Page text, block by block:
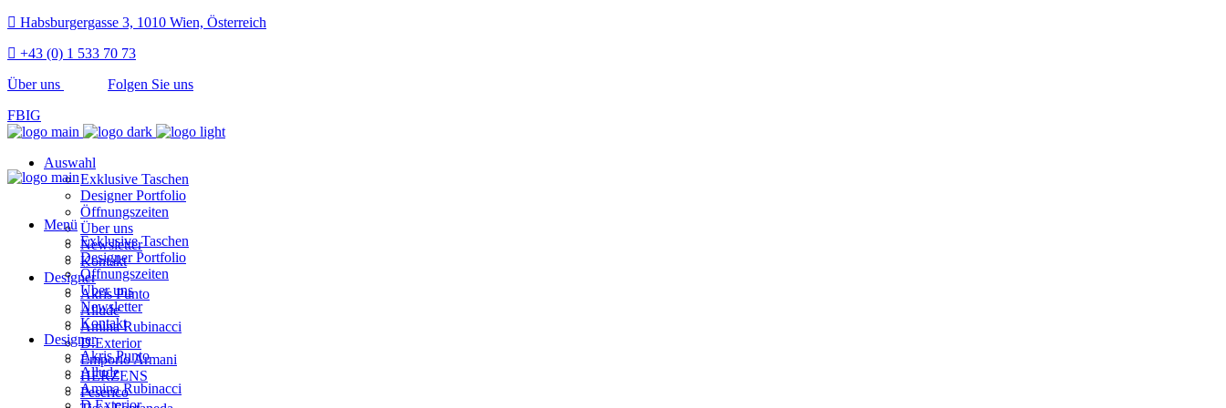
Habsburgergasse 3, 1010 Wien, Österreich
+43 (0) 1 533 70 73
Über uns
Folgen Sie uns
FBIG
Auswahl
Exklusive Taschen
Designer Portfolio
Öffnungszeiten
Über uns
Newsletter
Kontakt
Designer
Akris Punto
Allude
Amina Rubinacci
D.Exterior
Emporio Armani
HERZENS
Peserico
Menü
Exklusive Taschen
Designer Portfolio
Öffnungszeiten
Über uns
Newsletter
Kontakt
Designer
Akris Punto
Allude
Amina Rubinacci
D.Exterior